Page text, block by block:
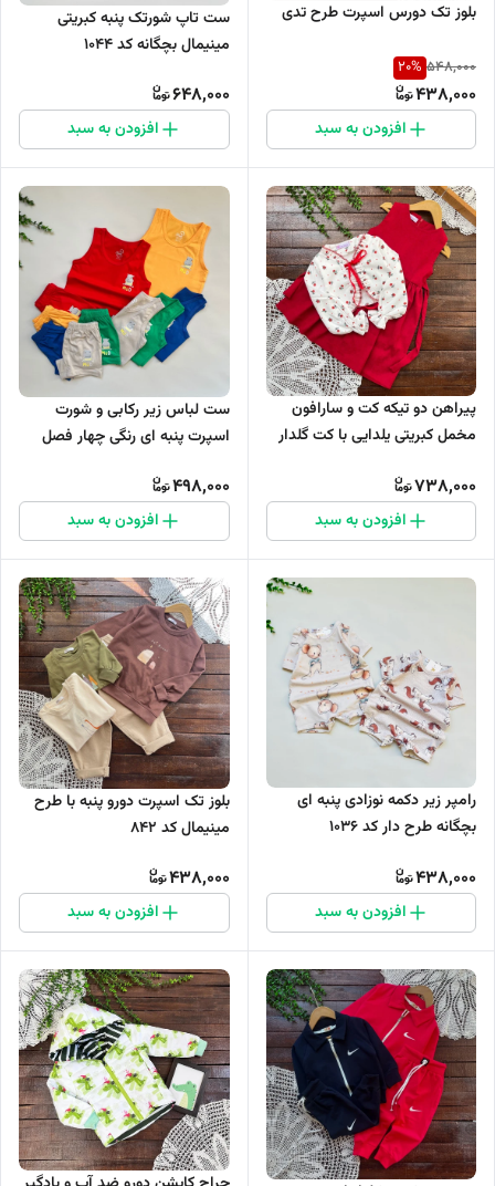
بلوز تک دورس اسپرت طرح تدی
548,000
20%
438,000
افزودن به سبد
ست تاپ شورتک پنبه کبریتی
مینیمال بچگانه کد 1044
648,000
افزودن به سبد
پیراهن دو تیکه کت و سارافون
مخمل کبریتی یلدایی با کت گلدار
738,000
افزودن به سبد
ست لباس زیر رکابی و شورت
اسپرت پنبه ای رنگی چهار فصل
498,000
افزودن به سبد
رامپر زیر دکمه نوزادی پنبه ای
بچگانه طرح دار کد 1036
438,000
افزودن به سبد
بلوز تک اسپرت دورو پنبه با طرح
مینیمال کد ۸۴۲
438,000
افزودن به سبد